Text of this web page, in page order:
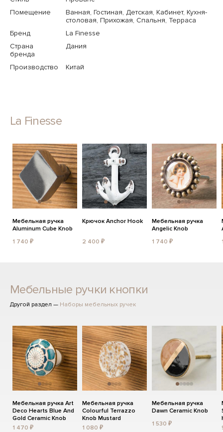
Помещение
Ванная, Гостиная, Детская, Кабинет, Кухня-
столовая, Прихожая, Спальня, Терраса
Бренд
La Finesse
Страна
бренда
Дания
Производство Китай
La Finesse
Мебельная ручка
Aluminum Cube Knob
1 740 ₽
Крючок Anchor Hook
2 400 ₽
Мебельная ручка
Angelic Knob
1 740 ₽
Мебельные ручки кнопки
Другой раздел — Наборы мебельных ручек
Мебельная ручка Art
Deco Hearts Blue And
Gold Ceramic Knob
1 470 ₽
Мебельная ручка
Colourful Terrazzo
Knob Mustard
1 080 ₽
Мебельная ручка
Dawn Ceramic Knob
1 530 ₽